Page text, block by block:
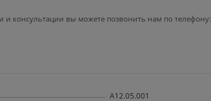
и консультации вы можете позвонить нам по телефону:
A12.05.001